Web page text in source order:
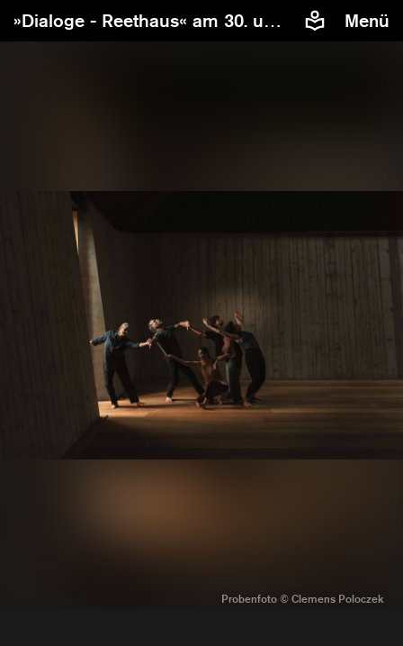
»Dialoge - Reethaus« am 30. und 31. Mai im Reethaus Menü